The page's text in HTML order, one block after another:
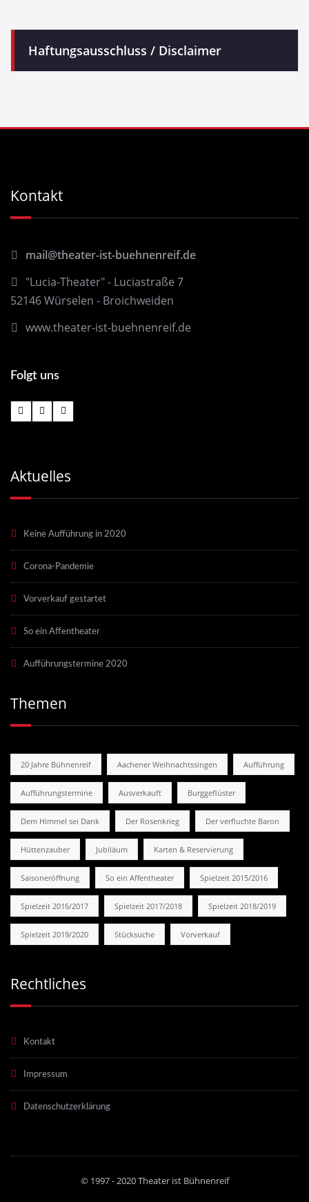
Haftungsausschluss / Disclaimer
Kontakt
mail@theater-ist-buehnenreif.de
"Lucia-Theater" - Luciastraße 7
52146 Würselen - Broichweiden
www.theater-ist-buehnenreif.de
Folgt uns
Aktuelles
Keine Aufführung in 2020
Corona-Pandemie
Vorverkauf gestartet
So ein Affentheater
Aufführungstermine 2020
Themen
20 Jahre Bühnenreif Aachener Weihnachtssingen Aufführung
Aufführungstermine Ausverkauft Burggeflüster
Dem Himmel sei Dank Der Rosenkrieg Der verfluchte Baron
Hüttenzauber Jubiläum Karten & Reservierung
Saisoneröffnung So ein Affentheater Spielzeit 2015/2016
Spielzeit 2016/2017 Spielzeit 2017/2018 Spielzeit 2018/2019
Spielzeit 2019/2020 Stücksuche Vorverkauf
Rechtliches
Kontakt
Impressum
Datenschutzerklärung
© 1997 - 2020 Theater ist Bühnenreif